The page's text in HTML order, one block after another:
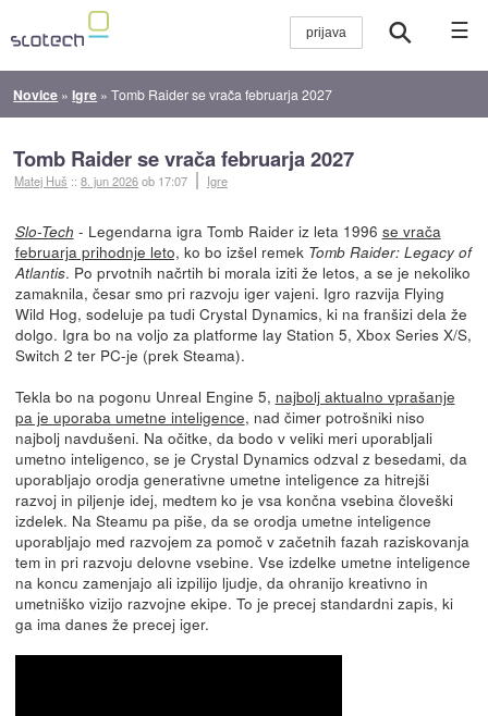
☰
Novice »Igre »Tomb Raider se vrača februarja 2027
Tomb Raider se vrača februarja 2027
Matej Huš ::8. jun 2026ob 17:07 Igre
Slo-Tech - Legendarna igra Tomb Raider iz leta 1996 se vrača
februarja prihodnje leto, ko bo izšel remek Tomb Raider: Legacy of
Atlantis. Po prvotnih načrtih bi morala iziti že letos, a se je nekoliko
zamaknila, česar smo pri razvoju iger vajeni. Igro razvija Flying
Wild Hog, sodeluje pa tudi Crystal Dynamics, ki na franšizi dela že
dolgo. Igra bo na voljo za platforme lay Station 5, Xbox Series X/S,
Switch 2 ter PC-je (prek Steama).
Tekla bo na pogonu Unreal Engine 5, najbolj aktualno vprašanje
pa je uporaba umetne inteligence, nad čimer potrošniki niso
najbolj navdušeni. Na očitke, da bodo v veliki meri uporabljali
umetno inteligenco, se je Crystal Dynamics odzval z besedami, da
uporabljajo orodja generativne umetne inteligence za hitrejši
razvoj in piljenje idej, medtem ko je vsa končna vsebina človeški
izdelek. Na Steamu pa piše, da se orodja umetne inteligence
uporabljajo med razvojem za pomoč v začetnih fazah raziskovanja
tem in pri razvoju delovne vsebine. Vse izdelke umetne inteligence
na koncu zamenjajo ali izpilijo ljudje, da ohranijo kreativno in
umetniško vizijo razvojne ekipe. To je precej standardni zapis, ki
ga ima danes že precej iger.